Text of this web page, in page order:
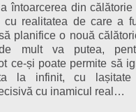
întoarcerea din
cu realitatea de care a
planifice o nouă
mult va putea,
ce-și poate permite să
la infinit, cu lașitate
cu inamicul real…